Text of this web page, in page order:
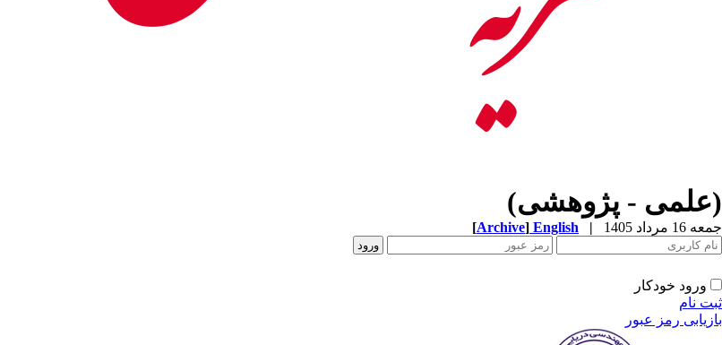
(علمی - پژوهشی)
جمعه 16 مرداد 1405 |
English
[Archive]
ورود خودکار
ثبت نام
بازیابی رمز عبور